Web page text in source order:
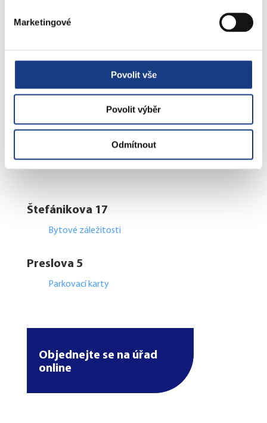
Marketingové
Povolit vše
Povolit výběr
Odmítnout
Štefánikova 13,15
Vedení MČ
Czech POINT
Matriční záležitosti
Poplatky
Přestupky obecné
Štefánikova 17
Bytové záležitosti
Preslova 5
Parkovací karty
Objednejte se na úřad
online